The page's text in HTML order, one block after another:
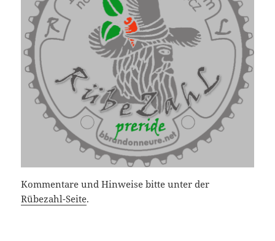
Kommentare und Hinweise bitte unter der
Rübezahl-Seite.